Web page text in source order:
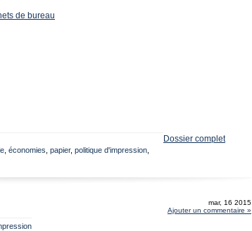
de bureau
économies papier, politique d'impression
Dossier complet
mar, 16 2015
Ajouter un commentaire »